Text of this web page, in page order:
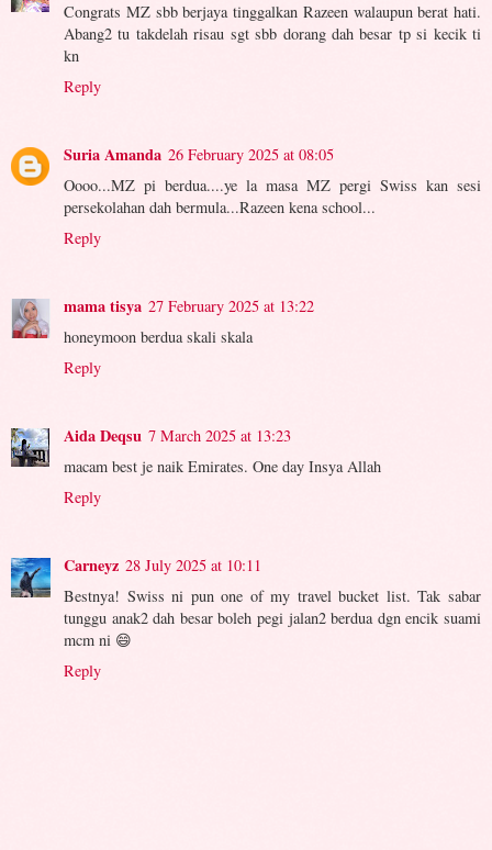
Congrats MZ sbb berjaya tinggalkan Razeen walaupun berat hati.
Abang2 tu takdelah risau sgt sbb dorang dah besar tp si kecik ti
kn
Reply
Suria Amanda 26 February 2025 at 08:05
Oooo...MZ pi berdua....ye la masa MZ pergi Swiss kan sesi
persekolahan dah bermula...Razeen kena school...
Reply
mama tisya 27 February 2025 at 13:22
honeymoon berdua skali skala
Reply
Aida Deqsu 7 March 2025 at 13:23
macam best je naik Emirates. One day Insya Allah
Reply
Carneyz 28 July 2025 at 10:11
Bestnya! Swiss ni pun one of my travel bucket list. Tak sabar
tunggu anak2 dah besar boleh pegi jalan2 berdua dgn encik suami
mcm ni 😄
Reply